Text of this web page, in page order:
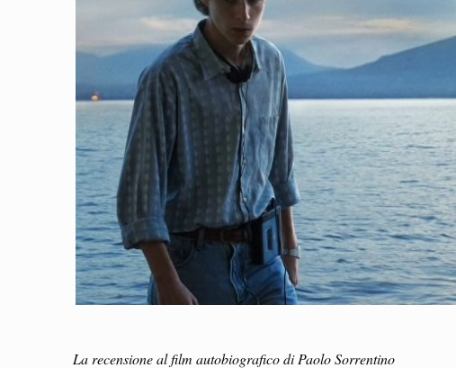
La recensione al film autobiografico di Paolo Sorrentino